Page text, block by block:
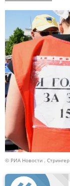
© РИА Новости . Стрингер